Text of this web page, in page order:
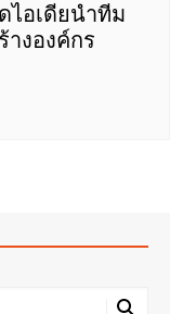
ไอเดียนำทีม
างองค์กร